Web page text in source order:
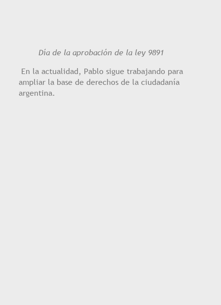
Día de la aprobación de la ley 9891
En la actualidad, Pablo sigue trabajando para
ampliar la base de derechos de la ciudadanía
argentina.